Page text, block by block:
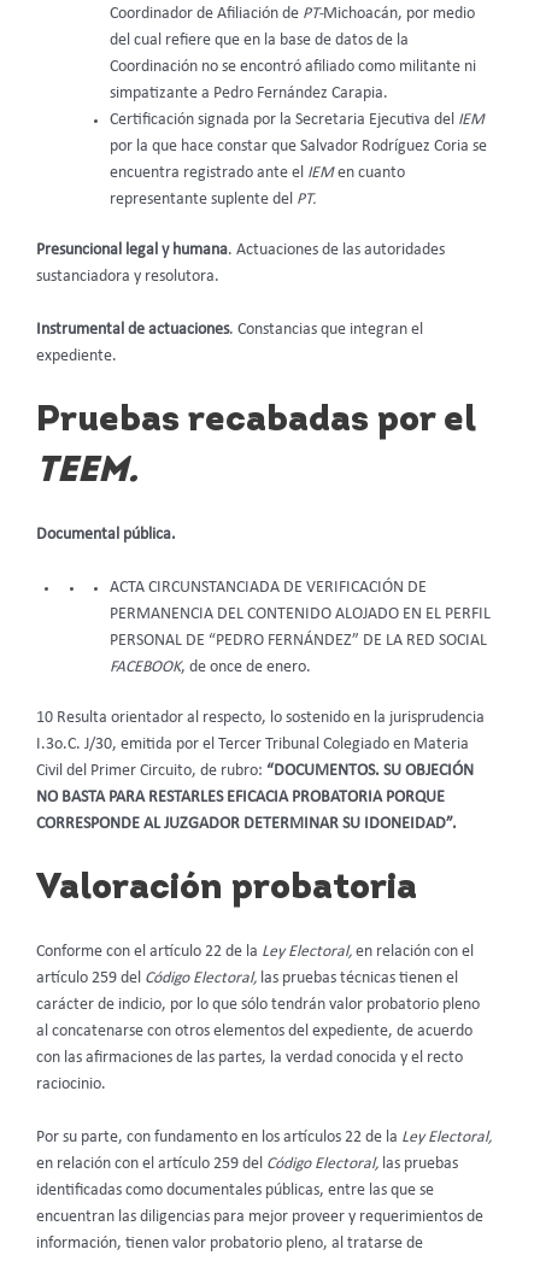
Coordinador de Afiliación de PT-Michoacán, por medio
del cual refiere que en la base de datos de la
Coordinación no se encontró afiliado como militante ni
simpatizante a Pedro Fernández Carapia.
Certificación signada por la Secretaria Ejecutiva del IEM
por la que hace constar que Salvador Rodríguez Coria se
encuentra registrado ante el IEMen cuanto
representante suplente del PT.
Presuncional legal y humana. Actuaciones de las autoridades
sustanciadora y resolutora.
Instrumental de actuaciones. Constancias que integran el
expediente.
Pruebas recabadas por el
TEEM.
Documental pública.
ACTA CIRCUNSTANCIADA DE VERIFICACIÓN DE
PERMANENCIA DEL CONTENIDO ALOJADO EN EL PERFIL
PERSONAL DE “PEDRO FERNÁNDEZ” DE LA RED SOCIAL
FACEBOOK, de once de enero.
10 Resulta orientador al respecto, lo sostenido en la jurisprudencia
I.3o.C. J/30, emitida por el Tercer Tribunal Colegiado en Materia
Civil del Primer Circuito, de rubro: “DOCUMENTOS. SU OBJECIÓN
NO BASTA PARA RESTARLES EFICACIA PROBATORIA PORQUE
CORRESPONDE AL JUZGADOR DETERMINAR SU IDONEIDAD”.
Valoración probatoria
Conforme con el artículo 22 de la Ley Electoral, en relación con el
artículo 259 del Código Electoral, las pruebas técnicas tienen el
carácter de indicio, por lo que sólo tendrán valor probatorio pleno
al concatenarse con otros elementos del expediente, de acuerdo
con las afirmaciones de las partes, la verdad conocida y el recto
raciocinio.
Por su parte, con fundamento en los artículos 22 de la Ley Electoral,
en relación con el artículo 259 del Código Electoral, las pruebas
identificadas como documentales públicas, entre las que se
encuentran las diligencias para mejor proveer y requerimientos de
información, tienen valor probatorio pleno, al tratarse de